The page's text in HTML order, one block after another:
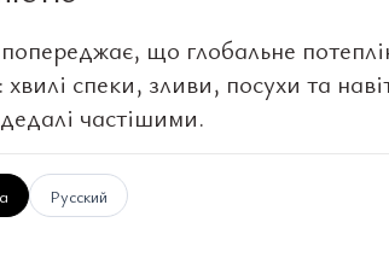
що глобальне
спеки, зливи, посухи та
частішими.
Русский